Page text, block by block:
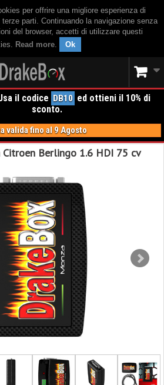
per offrire una migliore esperienza di
parti. Continuando la navigazione senza
del browser, accetti di utilizzare questi
Read more. Ok
il codice DB10 ed ottieni il 10% di
sconto.
valida fino al 9 Agosto
Berlingo 1.6 HDI 75 cv